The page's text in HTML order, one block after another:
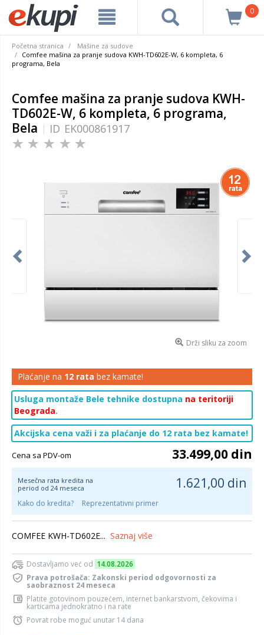
0
Početna stranica
Mašine za sudove
Comfee mašina za pranje sudova KWH-TD602E-W, 6 kompleta, 6
programa, Bela
Comfee mašina za pranje sudova KWH-
TD602E-W, 6 kompleta, 6 programa,
Bela
ID EK000861917
Drži sliku za zoom
Plaćanje na 12 rata bez kamate!
Usluga montaže Bele tehnike dostupna na teritoriji
Beograda.
Akcijska cena važi i za plaćanje do 12 rata bez kamate!
Cena sa PDV-om 33.499,00 din
Mesečna rata kredita na
period od 24 meseca
1.621,00 din
Kako do kredita? Reprezentativni primer
COMFEE KWH-TD602E... Saznaj više
Dostavljamo već od 14.08.2026
Prava potrošača: Zakonski period odgovornosti za
saobraznost 24 meseca
Platite gotovinom pouzećem, internet bankarstvom, čekovima i
karticama jednokratno i na rate
Povrat robe moguć unutar 14 dana